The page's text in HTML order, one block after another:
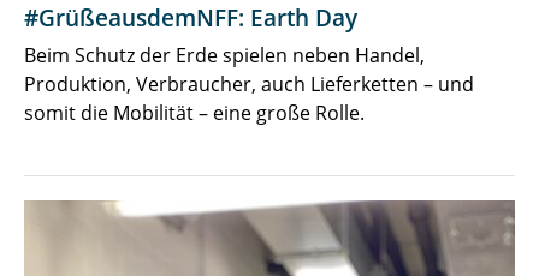
#GrüßeausdemNFF: Earth Day
Beim Schutz der Erde spielen neben Handel,
Produktion, Verbraucher, auch Lieferketten – und
somit die Mobilität – eine große Rolle.